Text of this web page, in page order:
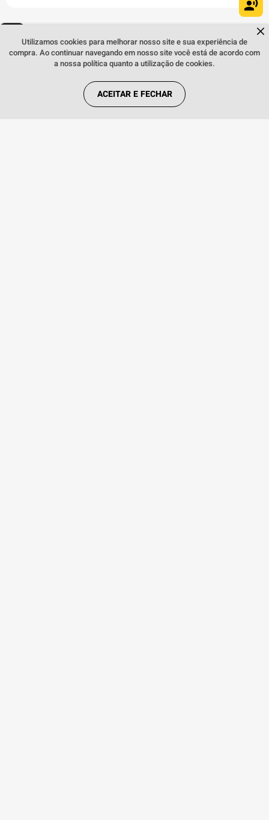
Fale comigo clicando aqui
Quem viu, viu também:
Utilizamos cookies para melhorar nosso site e sua experiência de
compra. Ao continuar navegando em nosso site você está de acordo com
a nossa política quanto a utilização de cookies.
ACEITAR E FECHAR